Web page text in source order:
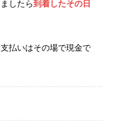
したら到着したその日
払いはその場で現金で